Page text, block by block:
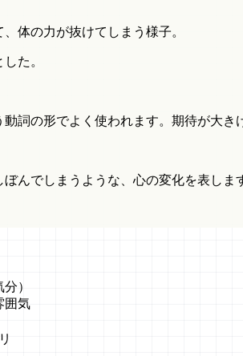
体の力が抜けてしまう様子。
た。
動詞の形でよく使われます。期待が大
んでしまうような、心の変化を表しま
）
囲気